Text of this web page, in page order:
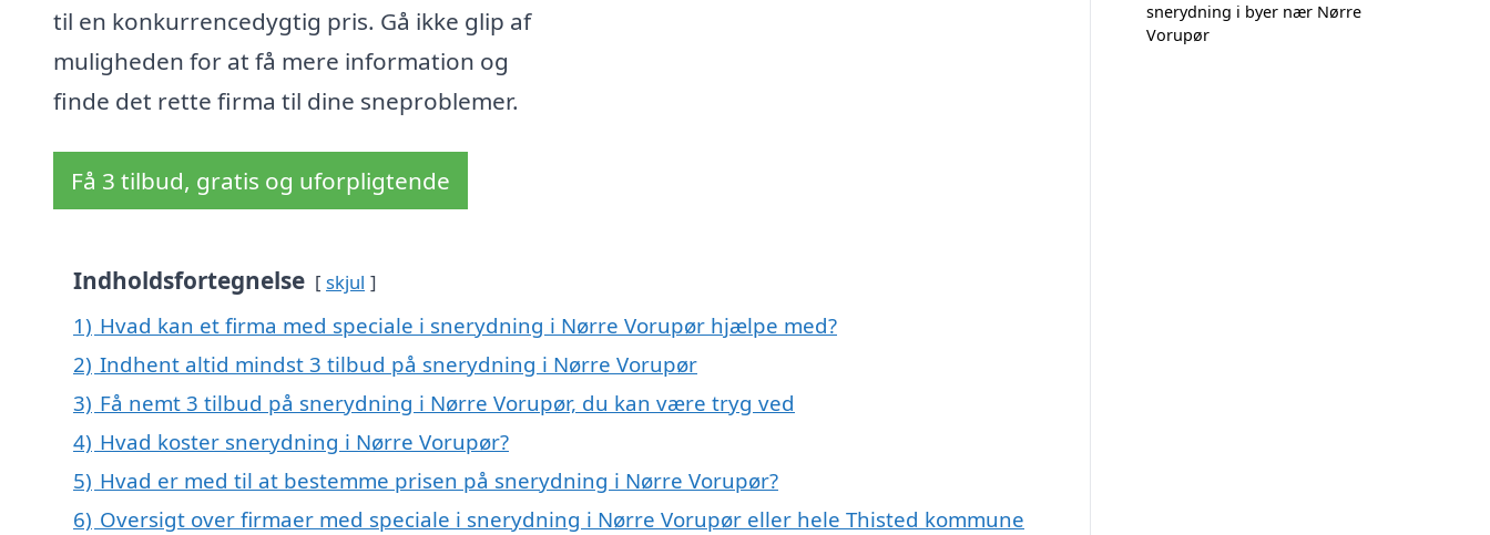
til en konkurrencedygtig pris. Gå ikke glip af
muligheden for at få mere information og
finde det rette firma til dine sneproblemer.
Få 3 tilbud, gratis og uforpligtende
Indholdsfortegnelse skjul
1) Hvad kan et firma med speciale i snerydning i Nørre Vorupør hjælpe med?
2) Indhent altid mindst 3 tilbud på snerydning i Nørre Vorupør
3) Få nemt 3 tilbud på snerydning i Nørre Vorupør, du kan være tryg ved
4) Hvad koster snerydning i Nørre Vorupør?
5) Hvad er med til at bestemme prisen på snerydning i Nørre Vorupør?
6) Oversigt over firmaer med speciale i snerydning i Nørre Vorupør eller hele Thisted kommune
snerydning i byer nær Nørre
Vorupør